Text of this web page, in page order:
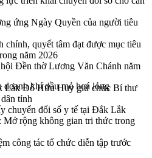
ứng Ngày Quyền của người tiêu
chính, quyết tâm đạt được mục tiêu
năm 2026
Đền thờ Lương Văn Chánh năm
Lắk Đỗ Hữu Huy giữ chức Bí thư
tỉnh
chuyển đổi số y tế tại Đắk Lắk
Mở rộng không gian tri thức trong
công tác tổ chức diễn tập trước
khí dầu mỏ hoá lỏng